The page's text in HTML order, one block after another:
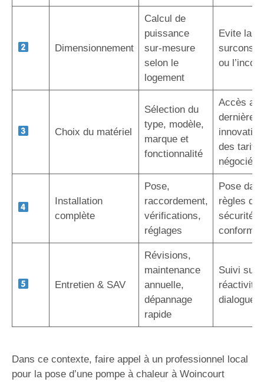
Dimensionnement
Calcul de
puissance
sur-mesure
selon le
logement
Evite la
ou
Choix du matériel
Sélection du
type, modèle,
marque et
fonctionnalité
Accès
dernières
des tarifs
négociés
Installation
complète
Pose,
raccordement,
vérifications,
réglages
Pose
règles de
sécurité
Entretien & SAV
Révisions,
maintenance
annuelle,
dépannage
rapide
Suivi sur
réactivité,
dialogue
Dans ce contexte, faire appel à un professionnel local
pour la pose d’une pompe à chaleur à Woincourt